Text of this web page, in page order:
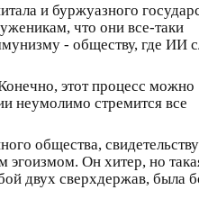
и буржуазного
что они все-таки
- обществу, где ИИ
этот процесс можно
неумолимо стремится все
общества,
Он хитер, но
двух сверхдержав, была